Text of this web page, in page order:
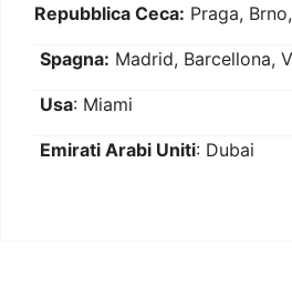
Repubblica Ceca: Praga,
Spagna: Madrid, Barcellona,
Usa: Miami
Emirati Arabi Uniti: Dubai